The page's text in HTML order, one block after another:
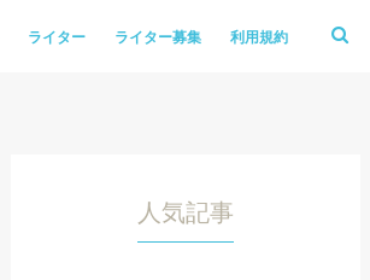
ライター ライター募集 利用規約
人気記事